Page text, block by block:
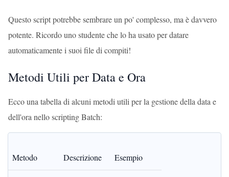
Questo script potrebbe sembrare un po' complesso, ma è davvero
potente. Ricordo uno studente che lo ha usato per datare
automaticamente i suoi file di compiti!
Metodi Utili per Data e Ora
Ecco una tabella di alcuni metodi utili per la gestione della data e
dell'ora nello scripting Batch:
Metodo Descrizione Esempio